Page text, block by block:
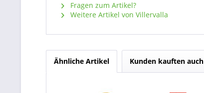
Fragen zum Artikel?
Weitere Artikel von Villervalla
Ähnliche Artikel Kunden kauften auch